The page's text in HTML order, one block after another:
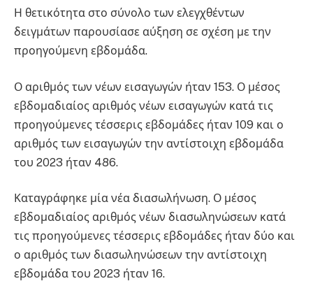
Η θετικότητα στο σύνολο των ελεγχθέντων
δειγμάτων παρουσίασε αύξηση σε σχέση με την
προηγούμενη εβδομάδα.
Ο αριθμός των νέων εισαγωγών ήταν 153. Ο μέσος
εβδομαδιαίος αριθμός νέων εισαγωγών κατά τις
προηγούμενες τέσσερις εβδομάδες ήταν 109 και ο
αριθμός των εισαγωγών την αντίστοιχη εβδομάδα
του 2023 ήταν 486.
Καταγράφηκε μία νέα διασωλήνωση. Ο μέσος
εβδομαδιαίος αριθμός νέων διασωληνώσεων κατά
τις προηγούμενες τέσσερις εβδομάδες ήταν δύο και
ο αριθμός των διασωληνώσεων την αντίστοιχη
εβδομάδα του 2023 ήταν 16.